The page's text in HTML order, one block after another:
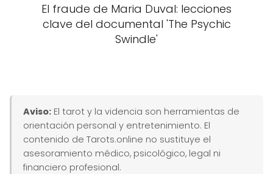
El fraude de Maria Duval: lecciones
clave del documental 'The Psychic
Swindle'
Aviso: El tarot y la videncia son herramientas de
orientación personal y entretenimiento. El
contenido de Tarots.online no sustituye el
asesoramiento médico, psicológico, legal ni
financiero profesional.